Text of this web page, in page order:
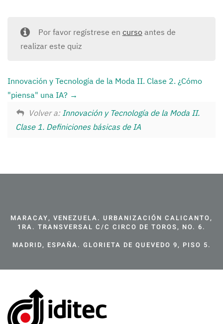
Por favor regístrese en cursoantes de
realizar este quiz
Innovación y Tecnología de la Moda II. Clase 2. ¿Cómo
"piensa" una IA?
Volver a: Innovación y Tecnología de la Moda II.
Clase 1. Definiciones básicas de IA
MARACAY, VENEZUELA. URBANIZACIÓN CALICANTO,
1RA. TRANSVERSAL C/C CIRCO DE TOROS, NO. 6.
MADRID, ESPAÑA. GLORIETA DE QUEVEDO 9, PISO 5.